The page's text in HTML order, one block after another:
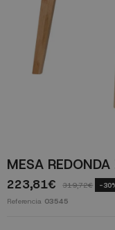
MESA
223,81€ 319,72€ -
Referencia 03545